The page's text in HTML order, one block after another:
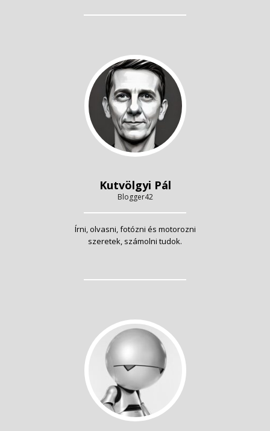
Kutvölgyi Pál
Blogger42
Írni, olvasni, fotózni és motorozni
szeretek, számolni tudok.